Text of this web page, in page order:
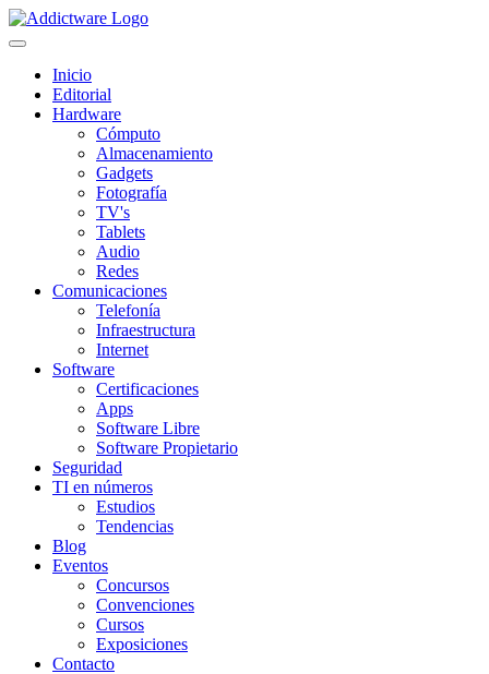
Inicio
Editorial
Hardware
Cómputo
Almacenamiento
Gadgets
Fotografía
TV's
Tablets
Audio
Redes
Comunicaciones
Telefonía
Infraestructura
Internet
Software
Certificaciones
Apps
Software Libre
Software Propietario
Seguridad
TI en números
Estudios
Tendencias
Blog
Eventos
Concursos
Convenciones
Cursos
Exposiciones
Contacto